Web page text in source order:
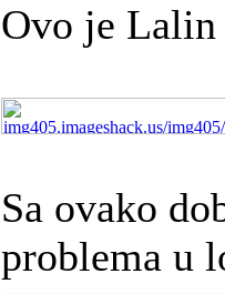
Ovo je
Sa ovako
problema u